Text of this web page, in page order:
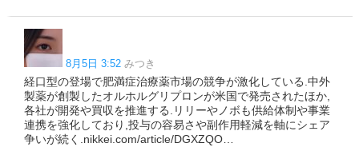
8月5日 3:52 みつき
経口型の登場で肥満症治療薬市場の競争が激化している.中外
製薬が創製したオルホルグリプロンが米国で発売されたほか,
各社が開発や買収を推進する.リリーやノボも供給体制や事業
連携を強化しており,投与の容易さや副作用軽減を軸にシェア
争いが続く.nikkei.com/article/DGXZQO…